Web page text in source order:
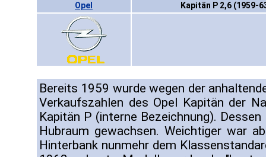
Opel Kapitän P 2,6 (1959-
Bereits 1959 wurde wegen der
Verkaufszahlen des Opel Kapitän der
Kapitän P (interne Bezeichnung).
Hubraum gewachsen. Weichtiger war
Hinterbank nunmehr dem